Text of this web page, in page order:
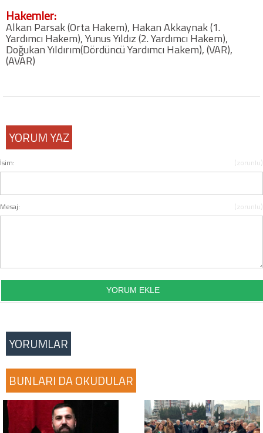
İletişim
Hakemler:
Alkan Parsak (Orta Hakem), Hakan Akkaynak (1.
Yardımcı Hakem), Yunus Yıldız (2. Yardımcı Hakem),
Doğukan Yıldırım(Dördüncü Yardımcı Hakem), (VAR),
(AVAR)
YORUM YAZ
İsim: (zorunlu)
Mesaj: (zorunlu)
YORUMLAR
BUNLARI DA OKUDULAR